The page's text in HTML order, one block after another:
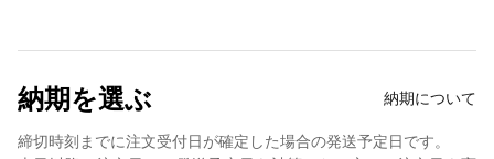
納期を選ぶ 納期について
締切時刻までに注文受付日が確定した場合の発送予定日です。